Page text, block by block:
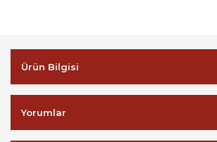
Ürün Bilgisi
Yorumlar